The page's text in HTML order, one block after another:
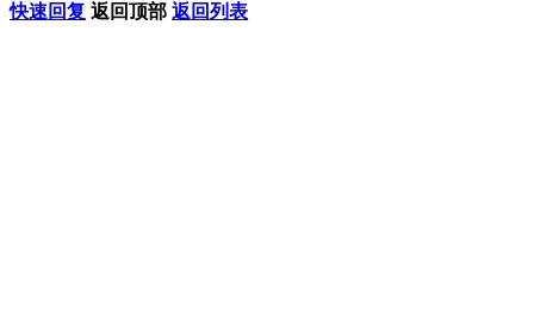
快速回复 返回顶部 返回列表